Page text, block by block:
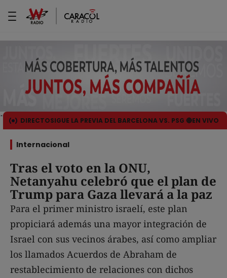
DIRECTOSIGUE LA PREVIA DEL BARCELONA VS. PSG 🔴EN VIVO
Internacional
Tras el voto en la ONU,
Netanyahu celebró que el plan de
Trump para Gaza llevará a la paz
Para el primer ministro israelí, este plan
propiciará además una mayor integración de
Israel con sus vecinos árabes, así como ampliar
los llamados Acuerdos de Abraham de
restablecimiento de relaciones con dichos